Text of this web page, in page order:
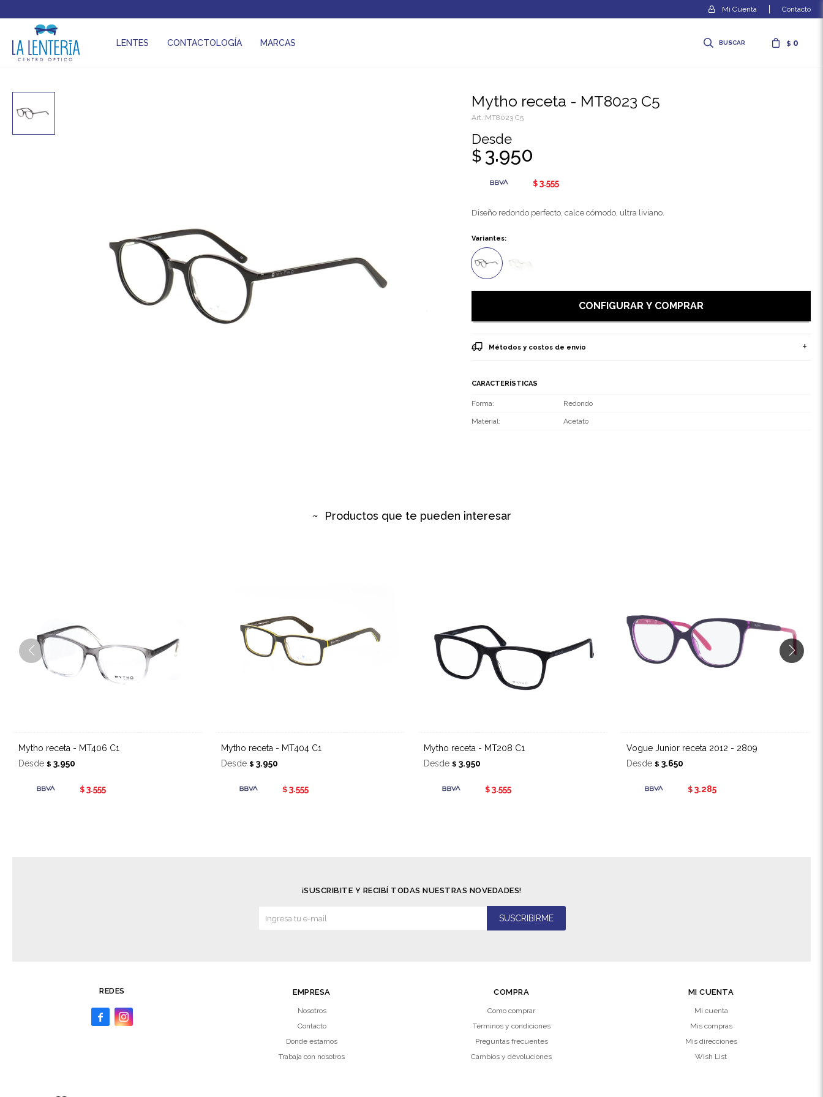
LENTES CONTACTOLOGÍA MARCAS $ 0
Contacto
Mytho receta - MT8023 C5
MT8023 C5
Desde
$ 3.950
$ 3.555
Diseño redondo perfecto, calce cómodo, ultra liviano.
Variantes:
CONFIGURAR Y COMPRAR
Métodos y costos de envío
CARACTERÍSTICAS
Forma Redondo
Material Acetato
Productos que te pueden interesar
Mytho receta - MT406 C1
Desde $ 3.950
$ 3.555
Mytho receta - MT404 C1
Desde $ 3.950
$ 3.555
Mytho receta - MT208 C1
Desde $ 3.950
$ 3.555
Vogue Junior receta 2012 - 2809
Desde $ 3.650
$ 3.285
REDES
 
EMPRESA
Nosotros
Contacto
Donde estamos
Trabaja con nosotros
COMPRA
Como comprar
Términos y condiciones
Preguntas frecuentes
Cambios y devoluciones
MI CUENTA
Mi cuenta
Mis compras
Mis direcciones
Wish List
¡SUSCRIBITE Y RECIBÍ TODAS NUESTRAS NOVEDADES!
SUSCRIBIRME